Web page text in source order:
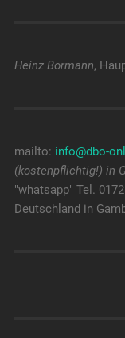
Heinz Bormann,
mailto: info@dbo-
(kostenpflichtig!) in
"whatsapp" Tel.
Deutschland in